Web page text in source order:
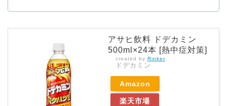
アサヒ飲料 ドデカミン
500ml×24本 [熱中症対策]
created by Rinker
ドデカミン
Amazon
楽天市場